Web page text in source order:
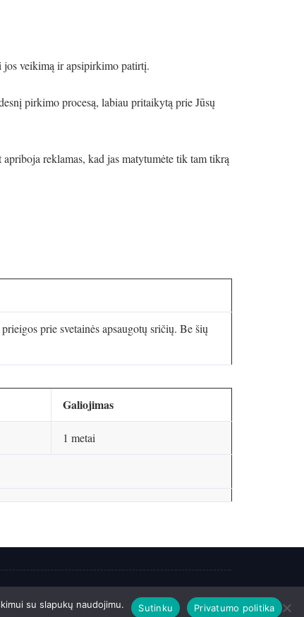
jos veikimą ir apsipirkimo patirtį.
pirkimo procesą, labiau pritaikytą prie Jūsų
reklamas, kad jas matytumėte tik tam tikrą
prie svetainės apsaugotų sričių. Be šių
Galiojimas
1 metai
su slapukų naudojimu. Sutinku Privatumo politika